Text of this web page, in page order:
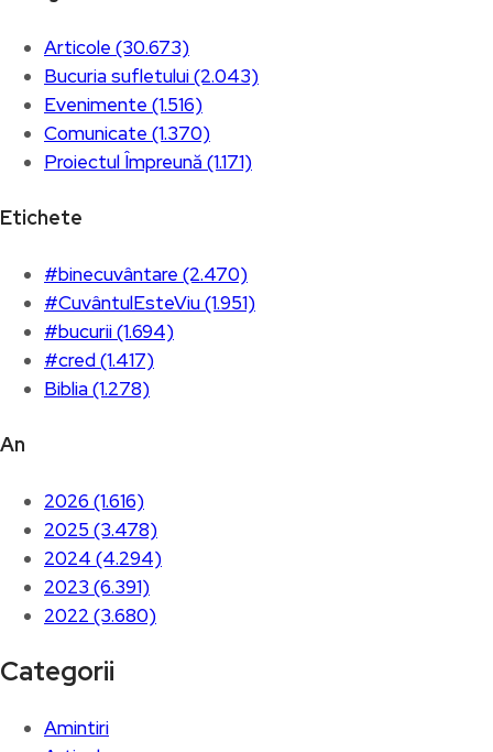
Articole (30.673)
Bucuria sufletului (2.043)
Evenimente (1.516)
Comunicate (1.370)
Proiectul Împreună (1.171)
Etichete
#binecuvântare (2.470)
#CuvântulEsteViu (1.951)
#bucurii (1.694)
#cred (1.417)
Biblia (1.278)
An
2026 (1.616)
2025 (3.478)
2024 (4.294)
2023 (6.391)
2022 (3.680)
Categorii
Amintiri